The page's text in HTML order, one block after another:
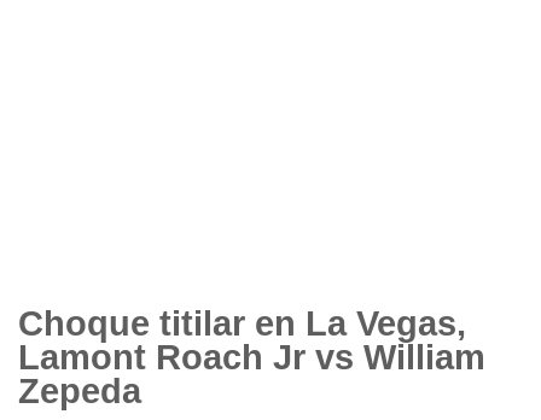
Choque titilar en La Vegas,
Lamont Roach Jr vs William
Zepeda